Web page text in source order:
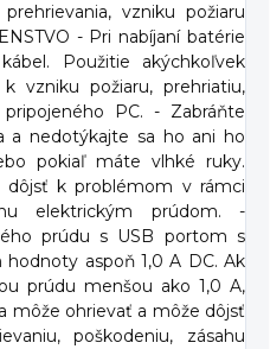
vzniku požiaru
- Pri nabíjaní batérie
Použitie akýchkoľvek
vzniku požiaru, prehriatiu,
PC. - Zabráňte
a nedotýkajte sa ho ani ho
pokiaľ máte vlhké ruky.
dôjsť k problémom v rámci
elektrickým prúdom. -
prúdu s USB portom s
aspoň 1,0 A DC. Ak
prúdu menšou ako 1,0 A,
môže ohrievať a môže dôjsť
poškodeniu, zásahu